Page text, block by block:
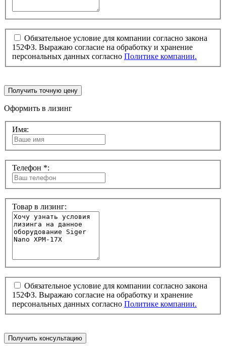
Обязательное условие для компании согласно закона
152ФЗ. Выражаю согласие на обработку и хранение
персональных данных согласно Политике компании.
Получить точную цену
Оформить в лизинг
Имя:
Телефон *:
Товар в лизинг:
Обязательное условие для компании согласно закона
152ФЗ. Выражаю согласие на обработку и хранение
персональных данных согласно Политике компании.
Получить консультацию